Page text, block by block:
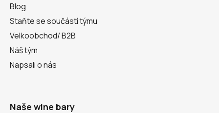
Blog
Staňte se součástí týmu
Velkoobchod/ B2B
Náš tým
Napsali o nás
Naše wine bary